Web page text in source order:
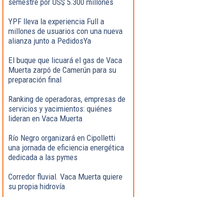
YPF lleva la experiencia Full a
millones de usuarios con una nueva
alianza junto a PedidosYa
El buque que licuará el gas de Vaca
Muerta zarpó de Camerún para su
preparación final
Ranking de operadoras, empresas de
servicios y yacimientos: quiénes
lideran en Vaca Muerta
Río Negro organizará en Cipolletti
una jornada de eficiencia energética
dedicada a las pymes
Corredor fluvial. Vaca Muerta quiere
su propia hidrovía